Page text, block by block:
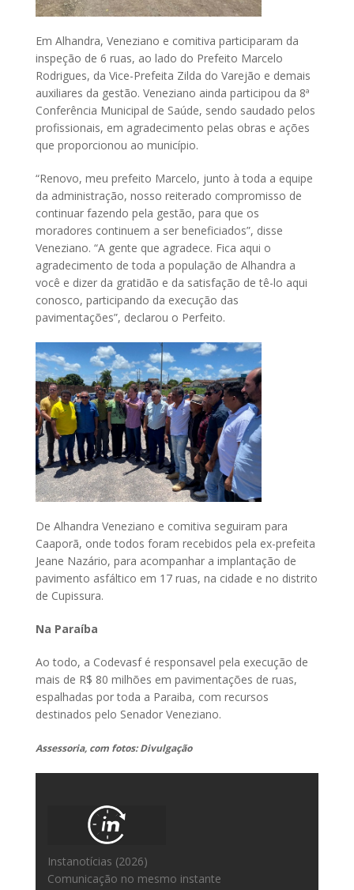
Em Alhandra, Veneziano e comitiva participaram da
inspeção de 6 ruas, ao lado do Prefeito Marcelo
Rodrigues, da Vice-Prefeita Zilda do Varejão e demais
auxiliares da gestão. Veneziano ainda participou da 8ª
Conferência Municipal de Saúde, sendo saudado pelos
profissionais, em agradecimento pelas obras e ações
que proporcionou ao município.
“Renovo, meu prefeito Marcelo, junto à toda a equipe
da administração, nosso reiterado compromisso de
continuar fazendo pela gestão, para que os
moradores continuem a ser beneficiados”, disse
Veneziano. “A gente que agradece. Fica aqui o
agradecimento de toda a população de Alhandra a
você e dizer da gratidão e da satisfação de tê-lo aqui
conosco, participando da execução das
pavimentações”, declarou o Perfeito.
De Alhandra Veneziano e comitiva seguiram para
Caaporã, onde todos foram recebidos pela ex-prefeita
Jeane Nazário, para acompanhar a implantação de
pavimento asfáltico em 17 ruas, na cidade e no distrito
de Cupissura.
Na Paraíba
Ao todo, a Codevasf é responsavel pela execução de
mais de R$ 80 milhões em pavimentações de ruas,
espalhadas por toda a Paraiba, com recursos
destinados pelo Senador Veneziano.
Assessoria, com fotos: Divulgação
Instanotícias (2026)
Comunicação no mesmo instante